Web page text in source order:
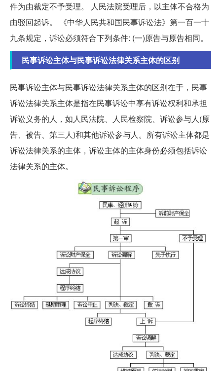
件为由裁定不予受理。 人民法院受理后，以主体不合格为
由驳回起诉。 《中华人民共和国民事诉讼法》第一百一十
九条规定，诉讼必须符合下列条件: (一)原告与原告相同。
民事诉讼主体与民事诉讼法律关系主体的区别
民事诉讼主体与民事诉讼法律关系主体的区别在于，民事
诉讼法律关系主体是指在民事诉讼中享有诉讼权利和承担
诉讼义务的人，如人民法院、人民检察院、诉讼参与人(原
告、被告、第三人)和其他诉讼参与人。所有诉讼主体都是
诉讼法律关系的主体，诉讼主体的主体身份必须包括诉讼
法律关系的主体。